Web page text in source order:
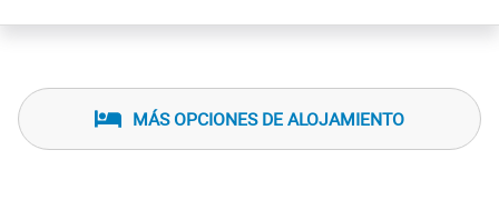
MÁS OPCIONES DE ALOJAMIENTO